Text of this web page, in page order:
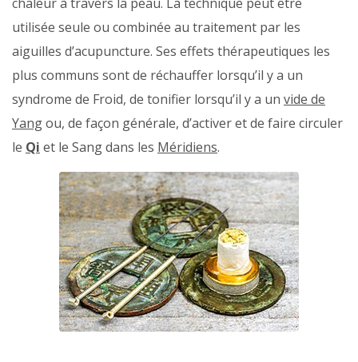
utilisée seule ou combinée au traitement par les
aiguilles d’acupuncture. Ses effets thérapeutiques les
plus communs sont de réchauffer lorsqu’il y a un
syndrome de Froid, de tonifier lorsqu’il y a un vide de
Yangou, de façon générale, d’activer et de faire circuler
le Qi et le Sang dans les Méridiens.